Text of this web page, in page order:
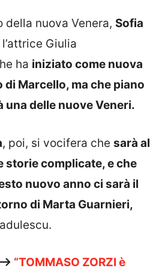
della nuova Venera, Sofia
Giulia
ha iniziato come nuova
di Marcello, ma che piano
una delle nuove Veneri.
, poi, si vocifera che sarà al
storie complicate, e che
nuovo anno ci sarà il
di Marta Guarnieri,
> “TOMMASO ZORZI è